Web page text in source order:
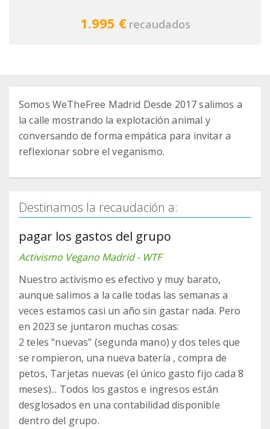
1.995 € recaudados
Somos WeTheFree Madrid Desde 2017 salimos a
la calle mostrando la explotación animal y
conversando de forma empática para invitar a
reflexionar sobre el veganismo.
Destinamos la recaudación a:
pagar los gastos del grupo
Activismo Vegano Madrid - WTF
Nuestro activismo es efectivo y muy barato,
aunque salimos a la calle todas las semanas a
veces estamos casi un año sin gastar nada. Pero
en 2023 se juntaron muchas cosas:
2 teles "nuevas" (segunda mano) y dos teles que
se rompieron, una nueva batería , compra de
petos, Tarjetas nuevas (el único gasto fijo cada 8
meses)... Todos los gastos e ingresos están
desglosados en una contabilidad disponible
dentro del grupo.